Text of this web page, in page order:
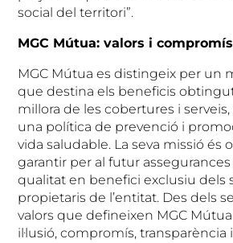
social del territori”.
MGC Mútua: valors i compromís
MGC Mútua es distingeix per un
que destina els beneficis
millora de les cobertures i
una política de prevenció i
vida saludable. La seva missió és
garantir per al futur
qualitat en benefici exclusiu dels
propietaris de l’entitat. Des dels
valors que defineixen MGC
il·lusió, compromís, transparència